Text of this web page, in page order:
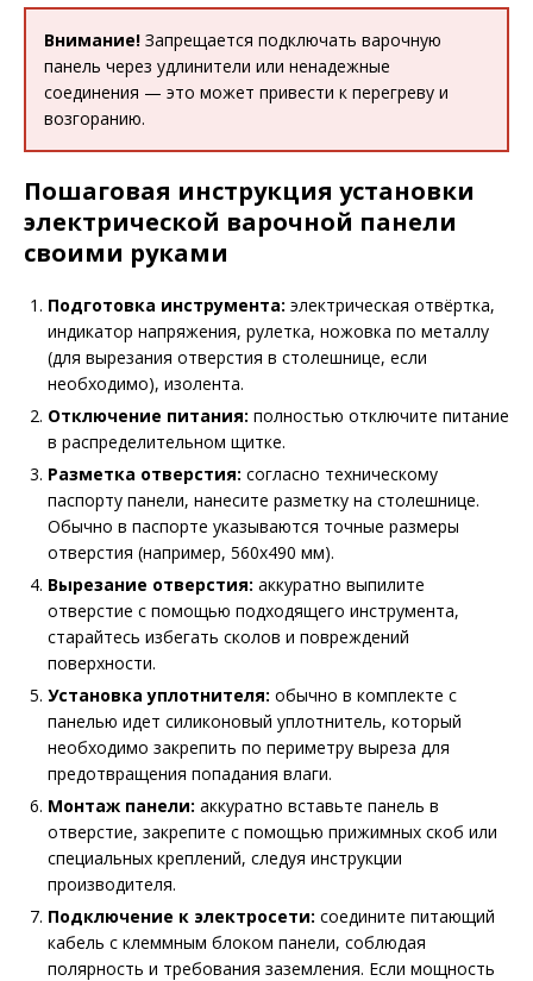
Внимание! Запрещается подключать варочную
панель через удлинители или ненадежные
соединения — это может привести к перегреву и
возгоранию.
Пошаговая инструкция установки
электрической варочной панели
своими руками
Подготовка инструмента: электрическая отвёртка,
индикатор напряжения, рулетка, ножовка по металлу
(для вырезания отверстия в столешнице, если
необходимо), изолента.
Отключение питания: полностью отключите питание
в распределительном щитке.
Разметка отверстия: согласно техническому
паспорту панели, нанесите разметку на столешнице.
Обычно в паспорте указываются точные размеры
отверстия (например, 560х490 мм).
Вырезание отверстия: аккуратно выпилите
отверстие с помощью подходящего инструмента,
старайтесь избегать сколов и повреждений
поверхности.
Установка уплотнителя: обычно в комплекте с
панелью идет силиконовый уплотнитель, который
необходимо закрепить по периметру выреза для
предотвращения попадания влаги.
Монтаж панели: аккуратно вставьте панель в
отверстие, закрепите с помощью прижимных скоб или
специальных креплений, следуя инструкции
производителя.
Подключение к электросети: соедините питающий
кабель с клеммным блоком панели, соблюдая
полярность и требования заземления. Если мощность